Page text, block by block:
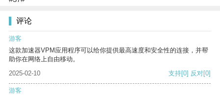
评论
游客
这款加速器VPM应用程序可以给你提供最高速度和安全性的连接，并帮
助你在网络上自由移动。
2025-02-10
支持[0] 反对[0]
游客